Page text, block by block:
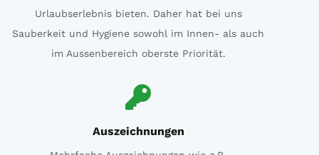
Urlaubserlebnis bieten. Daher hat bei uns
Sauberkeit und Hygiene sowohl im Innen- als auch
im Aussenbereich oberste Priorität.
Auszeichnungen